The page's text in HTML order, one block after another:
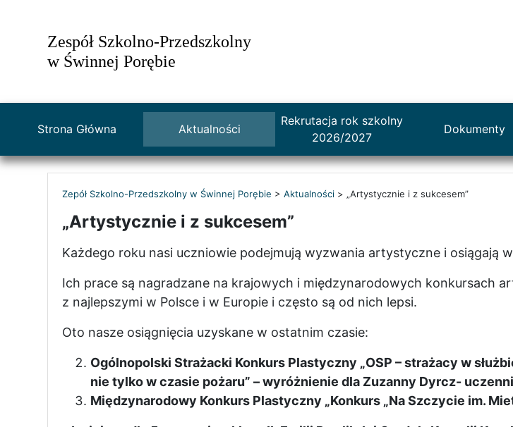
Zespół Szkolno-Przedszkolny
w Świnnej Porębie
Strona Główna Aktualności
Rekrutacja rok szkolny
2026/2027
Dokumenty
Zepół Szkolno-Przedszkolny w Świnnej Porębie > Aktualności > „Artystycznie i z sukcesem”
„Artystycznie i z sukcesem”
Każdego roku nasi uczniowie podejmują wyzwania artystyczne i osiągają
Ich prace są nagradzane na krajowych i międzynarodowych konkursach
z najlepszymi w Polsce i w Europie i często są od nich lepsi.
Oto nasze osiągnięcia uzyskane w ostatnim czasie:
Ogólnopolski Strażacki Konkurs Plastyczny „OSP – strażacy w
nie tylko w czasie pożaru” – wyróżnienie dla Zuzanny Dyrcz-
Międzynarodowy Konkurs Plastyczny „Konkurs „Na Szczycie im.